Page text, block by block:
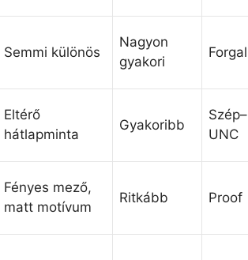
Semmi különös
Nagyon
gyakori
Eltérő
hátlapminta
Gyakoribb
Szép–
UNC
Fényes mező,
matt motívum
Ritkább Proof